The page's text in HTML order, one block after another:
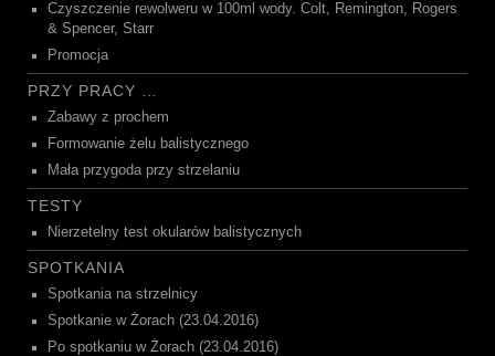
Czyszczenie rewolweru w 100ml wody. Colt, Remington, Rogers
& Spencer, Starr
Promocja
PRZY PRACY …
Zabawy z prochem
Formowanie żelu balistycznego
Mała przygoda przy strzelaniu
TESTY
Nierzetelny test okularów balistycznych
SPOTKANIA
Spotkania na strzelnicy
Spotkanie w Żorach (23.04.2016)
Po spotkaniu w Żorach (23.04.2016)